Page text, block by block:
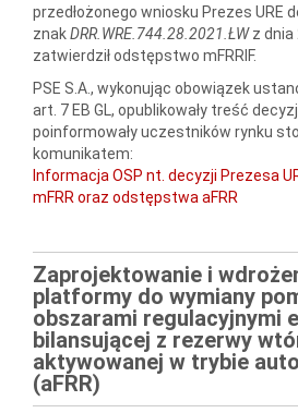
przedłożonego wniosku Prezes URE
znakDRR.WRE.744.28.2021.ŁWz dnia
zatwierdził odstępstwo mFRRIF.
PSE S.A., wykonując obowiązek
art. 7 EB GL, opublikowały treść
poinformowały uczestników rynku
komunikatem:
Informacja OSP nt. decyzji Prezesa
mFRR oraz odstępstwa aFRR
Zaprojektowanie i
platformy do wymiany
obszarami regulacyjnymi
bilansującej z rezerwy
aktywowanej w trybie
(aFRR)